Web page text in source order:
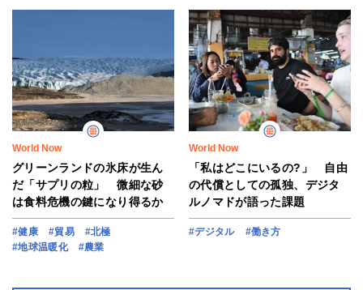
World Now
グリーンランドの氷床が生ん
だ「サプリの粒」 微細な砂
は食料危機の鍵になり得るか
#健康 #貿易
#北極
#地球温暖化
#農業
World Now
「私はどこにいるの?」 自由
の代償としての孤独、デジタ
ルノマドが語った課題
#デジタル #働き方